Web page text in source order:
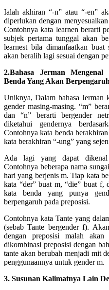
Ialah akhiran “-n” atau “-en”
diperlukan dengan
Contohnya kata learnen berarti
subjek pertama tunggal akan
learnest bila dimanfaatkan
akan beralih lagi sesuai dengan
2.Bahasa Jerman
Benda Yang Akan
Uniknya, Dalam bahasa Jerman
gender masing-masing. “m”
dan “n” berarti bergender
diketahui gendernya
Contohnya kata benda
kata berakhiran “-ung” yang
Ada lagi yang dapat dikenal
Contohnya beberapa nama
hari yang berjenis m. Tiap kata
kata “der” buat m, “die” buat f,
kata benda yang punya
berpengaruh pada preposisi.
Contohnya kata Tante yang
(sebab Tante bergender f).
dengan preposisi malah
dikombinasi preposisi dengan
tante akan berubah menjadi mit
penggunaannya untuk gender m.
3. Susunan Kalimatnya Lain